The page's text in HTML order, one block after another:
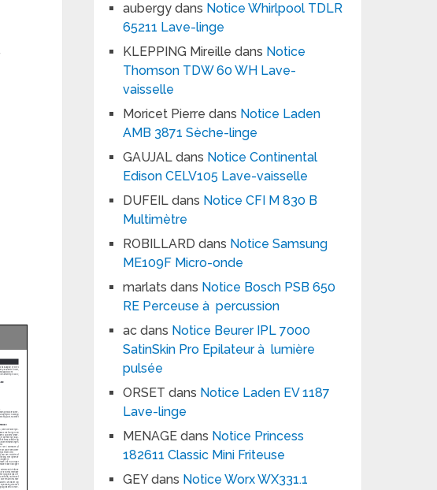
aubergy dans Notice Whirlpool TDLR
65211 Lave-linge
KLEPPING Mireille dans Notice
Thomson TDW 60 WH Lave-
vaisselle
Moricet Pierre dans Notice Laden
AMB 3871 Sèche-linge
GAUJAL dans Notice Continental
Edison CELV105 Lave-vaisselle
DUFEIL dans Notice CFI M 830 B
Multimètre
ROBILLARD dans Notice Samsung
ME109F Micro-onde
marlats dans Notice Bosch PSB 650
RE Perceuse à percussion
ac dans Notice Beurer IPL 7000
SatinSkin Pro Epilateur à lumière
pulsée
ORSET dans Notice Laden EV 1187
Lave-linge
MENAGE dans Notice Princess
182611 Classic Mini Friteuse
GEYdans Notice Worx WX331.1